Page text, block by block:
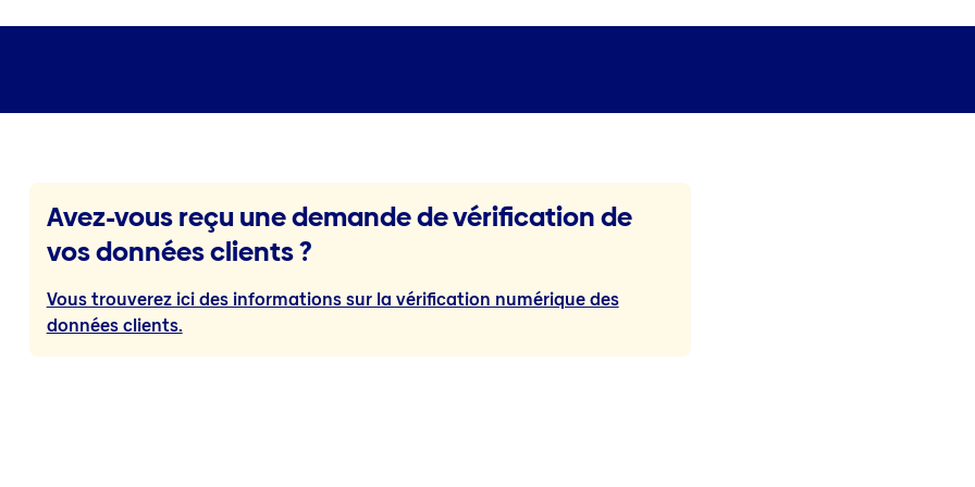
Avez-vous reçu une demande de vérification de
vos données clients ?
Vous trouverez ici des informations sur la vérification numérique des
données clients.